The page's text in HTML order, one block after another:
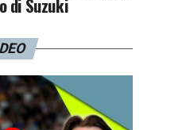
di Suzuki